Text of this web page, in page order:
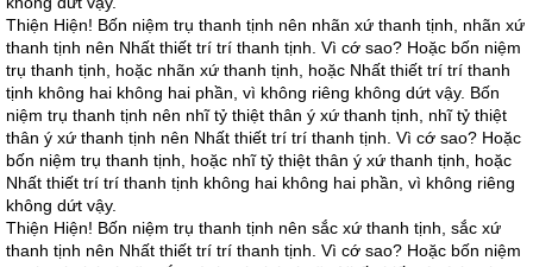
Thiện Hiện! Bốn niệm trụ thanh tịnh nên nhãn xứ thanh tịnh, nhãn xứ
thanh tịnh nên Nhất thiết trí trí thanh tịnh. Vì cớ sao? Hoặc bốn niệm
trụ thanh tịnh, hoặc nhãn xứ thanh tịnh, hoặc Nhất thiết trí trí thanh
tịnh không hai không hai phần, vì không riêng không dứt vậy. Bốn
niệm trụ thanh tịnh nên nhĩ tỷ thiệt thân ý xứ thanh tịnh, nhĩ tỷ thiệt
thân ý xứ thanh tịnh nên Nhất thiết trí trí thanh tịnh. Vì cớ sao? Hoặc
bốn niệm trụ thanh tịnh, hoặc nhĩ tỷ thiệt thân ý xứ thanh tịnh, hoặc
Nhất thiết trí trí thanh tịnh không hai không hai phần, vì không riêng
không dứt vậy.
Thiện Hiện! Bốn niệm trụ thanh tịnh nên sắc xứ thanh tịnh, sắc xứ
thanh tịnh nên Nhất thiết trí trí thanh tịnh. Vì cớ sao? Hoặc bốn niệm